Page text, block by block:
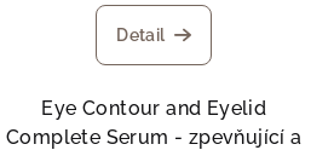
Detail
Eye Contour and Eyelid
Complete Serum - zpevňující a